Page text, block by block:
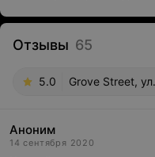
Отзывы 65
5.0 Grove Street,
Аноним
14 сентября 2020